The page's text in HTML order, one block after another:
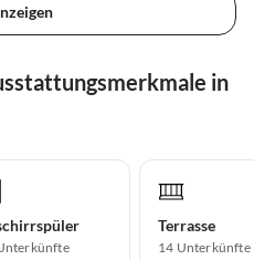
in
Terrasse
14 Unterkünfte